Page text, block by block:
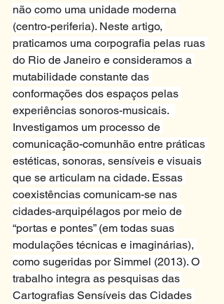
não como uma unidade moderna
(centro-periferia). Neste artigo,
praticamos uma corpografia pelas ruas
do Rio de Janeiro e consideramos a
mutabilidade constante das
conformações dos espaços pelas
experiências sonoros-musicais.
Investigamos um processo de
comunicação-comunhão entre práticas
estéticas, sonoras, sensíveis e visuais
que se articulam na cidade. Essas
coexistências comunicam-se nas
cidades-arquipélagos por meio de
“portas e pontes” (em todas suas
modulações técnicas e imaginárias),
como sugeridas por Simmel (2013). O
trabalho integra as pesquisas das
Cartografias Sensíveis das Cidades